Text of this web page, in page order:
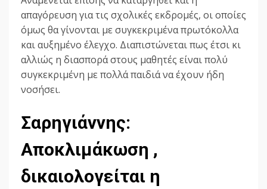
απαγόρευση για τις σχολικές εκδρομές, οι οποίες
όμως θα γίνονται με συγκεκριμένα πρωτόκολλα
και αυξημένο έλεγχο. Διαπιστώνεται πως έτσι κι
αλλιώς η διασπορά στους μαθητές είναι πολύ
συγκεκριμένη με πολλά παιδιά να έχουν ήδη
νοσήσει.
Σαρηγιάννης:
Αποκλιμάκωση ,
δικαιολογείται η